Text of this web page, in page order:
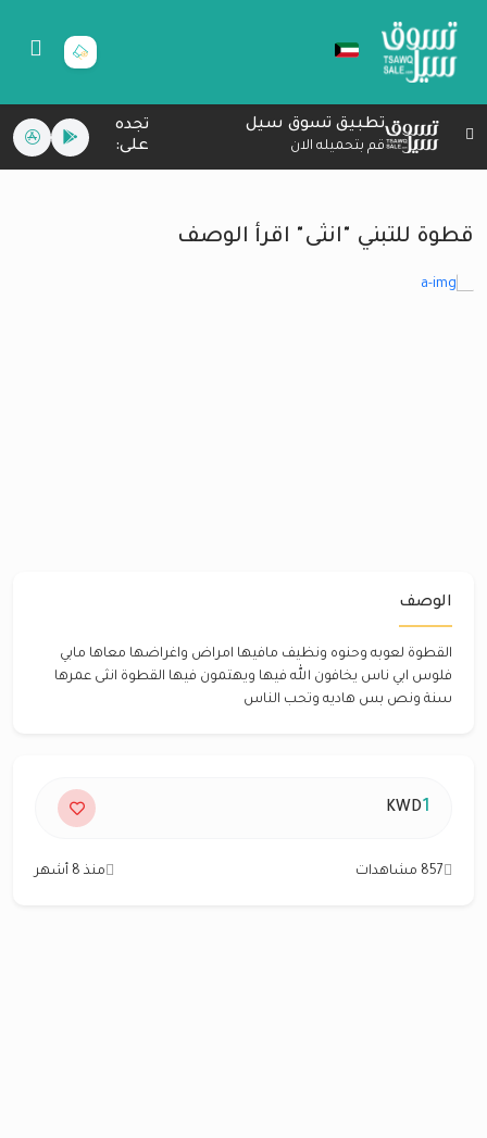
تطبيق تسوق سيل
قم بتحميله الان
تجده
على:
قطوة للتبني "انثى" اقرأ الوصف
الوصف
القطوة لعوبه وحنوه ونظيف مافيها امراض واغراضها معاها مابي
فلوس ابي ناس يخافون الله فيها ويهتمون فيها القطوة انثى عمرها
سنة ونص بس هاديه وتحب الناس
1
KWD
857 مشاهدات منذ 8 أشهر